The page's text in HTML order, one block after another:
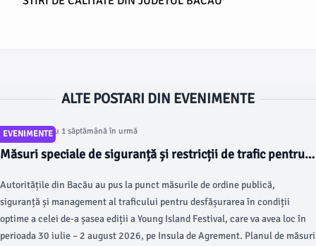
ALTE POSTARI DIN EVENIMENTE
EVENIMENTE
Articol postat cu 1 săptămână în urmă
Măsuri speciale de siguranță și restricții de trafic pentru
Autoritățile din Bacău au pus la punct măsurile de ordine publică,
siguranță și management al traficului pentru desfășurarea în condiții
optime a celei de-a șasea ediții a Young Island Festival, care va avea loc în
perioada 30 iulie – 2 august 2026, pe Insula de Agrement. Planul de măsuri